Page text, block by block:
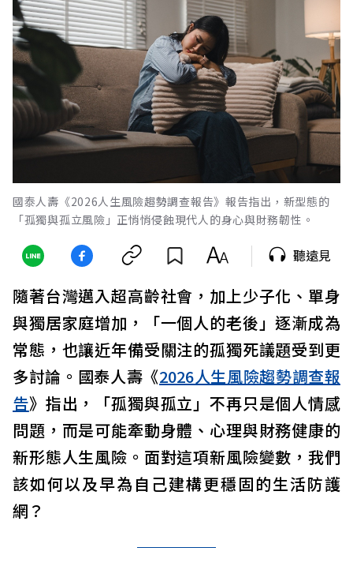
國泰人壽《2026人生風險趨勢調查報告》報告指出，新型態的
「孤獨與孤立風險」正悄悄侵蝕現代人的身心與財務韌性。
聽遠見
隨著台灣邁入超高齡社會，加上少子化、單身
與獨居家庭增加，「一個人的老後」逐漸成為
常態，也讓近年備受關注的孤獨死議題受到更
多討論。國泰人壽《2026人生風險趨勢調查報
告》指出，「孤獨與孤立」不再只是個人情感
問題，而是可能牽動身體、心理與財務健康的
新形態人生風險。面對這項新風險變數，我們
該如何以及早為自己建構更穩固的生活防護
網？